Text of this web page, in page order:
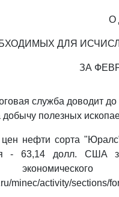
О
ДЛЯ
ЗА
служба доводит
добычу полезных
нефти сорта
- 63,14 долл. США
minec/activity/sections/